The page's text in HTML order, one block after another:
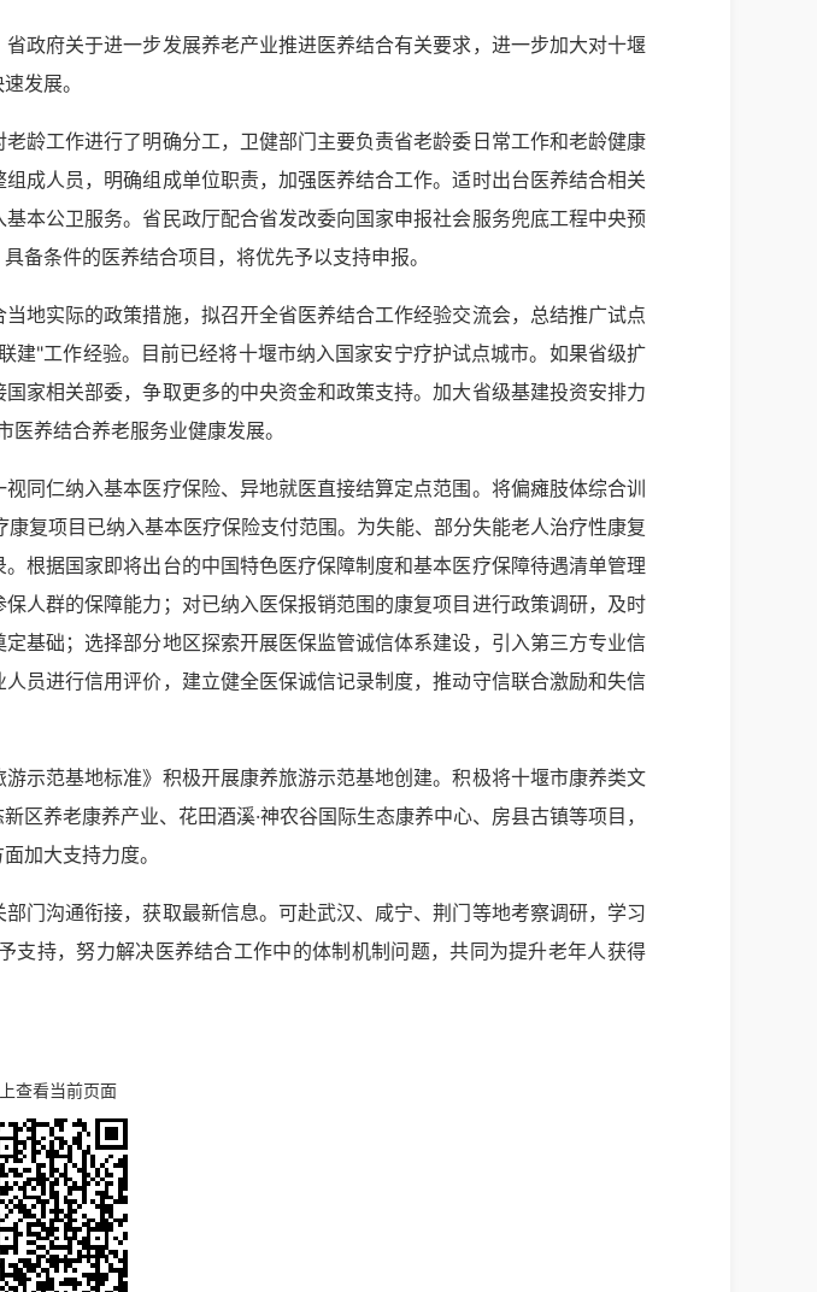
政府关于进一步发展养老产业推进医养结合有关要求，进一步加大对十堰
发展。
龄工作进行了明确分工，卫健部门主要负责省老龄委日常工作和老龄健康
成人员，明确组成单位职责，加强医养结合工作。适时出台医养结合相关
本公卫服务。省民政厅配合省发改委向国家申报社会服务兜底工程中央预
备条件的医养结合项目，将优先予以支持申报。
地实际的政策措施，拟召开全省医养结合工作经验交流会，总结推广试点
"工作经验。目前已经将十堰市纳入国家安宁疗护试点城市。如果省级扩
家相关部委，争取更多的中央资金和政策支持。加大省级基建投资安排力
养结合养老服务业健康发展。
同仁纳入基本医疗保险、异地就医直接结算定点范围。将偏瘫肢体综合训
复项目已纳入基本医疗保险支付范围。为失能、部分失能老人治疗性康复
根据国家即将出台的中国特色医疗保障制度和基本医疗保障待遇清单管理
人群的保障能力；对已纳入医保报销范围的康复项目进行政策调研，及时
基础；选择部分地区探索开展医保监管诚信体系建设，引入第三方专业信
员进行信用评价，建立健全医保诚信记录制度，推动守信联合激励和失信
示范基地标准》积极开展康养旅游示范基地创建。积极将十堰市康养类文
养老康养产业、花田酒溪·神农谷国际生态康养中心、房县古镇等项目，
加大支持力度。
门沟通衔接，获取最新信息。可赴武汉、咸宁、荆门等地考察调研，学习
持，努力解决医养结合工作中的体制机制问题，共同为提升老年人获得
查看当前页面